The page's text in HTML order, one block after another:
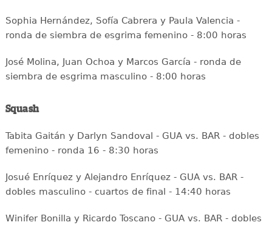
Sophia Hernández, Sofía Cabrera y Paula Valencia -
ronda de siembra de esgrima femenino - 8:00 horas
José Molina, Juan Ochoa y Marcos García - ronda de
siembra de esgrima masculino - 8:00 horas
Squash
Tabita Gaitán y Darlyn Sandoval - GUA vs. BAR - dobles
femenino - ronda 16 - 8:30 horas
Josué Enríquez y Alejandro Enríquez - GUA vs. BAR -
dobles masculino - cuartos de final - 14:40 horas
Winifer Bonilla y Ricardo Toscano - GUA vs. BAR - dobles